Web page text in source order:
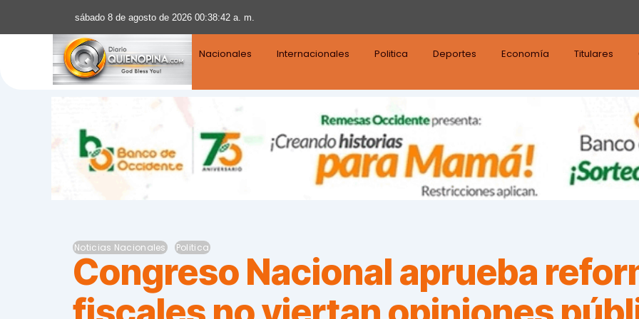
sábado 8 de agosto de 2026 00:38:43 a. m.
Nacionales Internacionales Politica Deportes Economía Titulares
Noticias Nacionales Politica
Congreso Nacional aprueba